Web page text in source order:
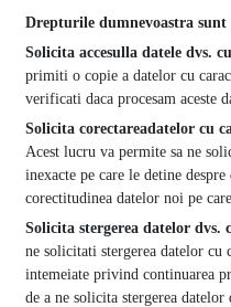
Drepturile dumnevoastra sunt
Solicita accesulla datele dvs.
primiti o copie a datelor cu
verificati daca procesam aceste
Solicita corectareadatelor cu
Acest lucru va permite sa ne
inexacte pe care le detine
corectitudinea datelor noi pe
Solicita stergerea datelor dvs.
ne solicitati stergerea datelor cu
intemeiate privind continuarea
de a ne solicita stergerea